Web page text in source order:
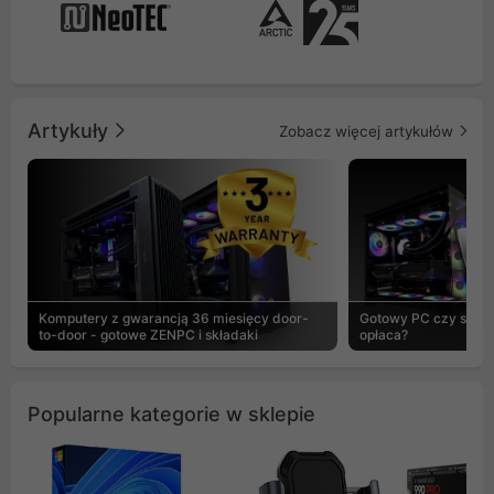
Artykuły Zobacz więcej artykułów
Komputery z gwarancją 36 miesięcy door-
to-door - gotowe ZENPC i składaki
Gotowy PC czy
opłaca?
Popularne kategorie w sklepie